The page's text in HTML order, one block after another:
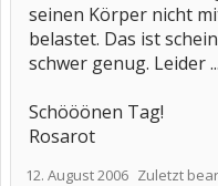
seinen Körper nicht
belastet. Das ist
schwer genug. Leider ...
Schööönen Tag!
Rosarot
12. August 2006 Zuletzt